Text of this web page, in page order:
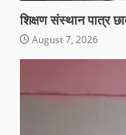
शिक्षण संस्थान पात्र
August 7, 2026